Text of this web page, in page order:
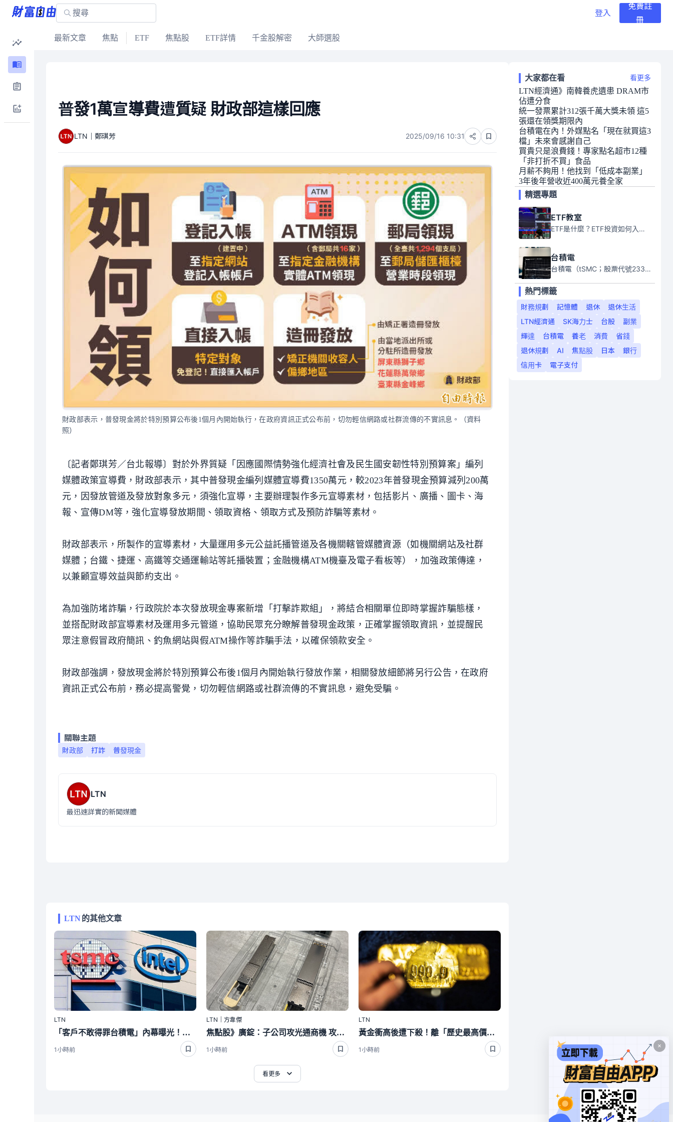
登入
免費註
冊
最新文章 焦點 ETF 焦點股 ETF詳情 千金股解密 大師選股
普發1萬宣導費遭質疑 財政部這樣回應
LTN｜鄭琪芳 2025/09/16 10:31
財政部表示，普發現金將於特別預算公布後1個月內開始執行，在政府資訊正式公布前，切勿輕信網路或社群流傳的不實訊息。（資料
照）
〔記者鄭琪芳／台北報導〕對於外界質疑「因應國際情勢強化經濟社會及民生國安韌性特別預算案」編列
媒體政策宣導費，財政部表示，其中普發現金編列媒體宣導費1350萬元，較2023年普發現金預算減列200萬
元，因發放管道及發放對象多元，須強化宣導，主要辦理製作多元宣導素材，包括影片、廣播、圖卡、海
報、宣傳DM等，強化宣導發放期間、領取資格、領取方式及預防詐騙等素材。
財政部表示，所製作的宣導素材，大量運用多元公益託播管道及各機關轄管媒體資源（如機關網站及社群
媒體；台鐵、捷運、高鐵等交通運輸站等託播裝置；金融機構ATM機臺及電子看板等），加強政策傳達，
以兼顧宣導效益與節約支出。
為加強防堵詐騙，行政院於本次發放現金專案新增「打擊詐欺組」，將結合相關單位即時掌握詐騙態樣，
並搭配財政部宣導素材及運用多元管道，協助民眾充分瞭解普發現金政策，正確掌握領取資訊，並提醒民
眾注意假冒政府簡訊、釣魚網站與假ATM操作等詐騙手法，以確保領款安全。
財政部強調，發放現金將於特別預算公布後1個月內開始執行發放作業，相關發放細節將另行公告，在政府
資訊正式公布前，務必提高警覺，切勿輕信網路或社群流傳的不實訊息，避免受騙。
關聯主題
財政部 打詐 普發現金
LTN
最迅速詳實的新聞媒體
LTN的其他文章
LTN
「客戶不敢得罪台積電」內幕曝光！外媒爆英特爾想搶單沒那麼簡單
1小時前
LTN｜方韋傑
焦點股》廣錠：子公司攻光通商機 攻上漲停
1小時前
LTN
黃金衝高後遭下殺！離「歷史最高價」還差這麼遠
1小時前
看更多
大家都在看 看更多
LTN經濟通》南韓養虎遺患 DRAM市
佔遭分食
統一發票累計312張千萬大獎未領 這5
張還在領獎期限內
台積電在內！外媒點名「現在就買這3
檔」未來會感謝自己
買貴只是浪費錢！專家點名超市12種
「非打折不買」食品
月薪不夠用！他找到「低成本副業」
3年後年營收近400萬元養全家
精選專題
ETF教室
ETF是什麼？ETF投資如何入門？本系列專題文章將會告訴你新手必須知道的ETF基礎知識。
台積電
台積電（tSMC；股票代號2330）是全球領先的半導體代工公司，成立於1987年，總部位於台灣新竹。且已於美國、日本、德國及中國設廠，台積電是全球首家專業積體電路製造服務公司，也是全球最先進和最大規模的半導體代工廠。
熱門標籤
財務規劃
記憶體 退休
退休生活
LTN經濟通
SK海力士 台股
副業
輝達
台積電 養老 消費
省錢
退休規劃
AI 焦點股 日本
銀行
信用卡
電子支付